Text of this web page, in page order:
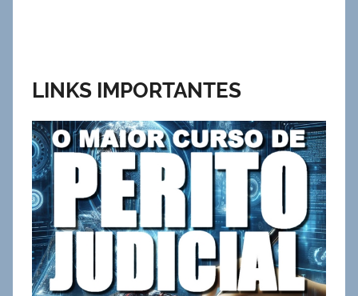
LINKS IMPORTANTES